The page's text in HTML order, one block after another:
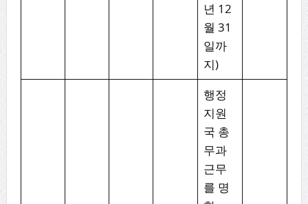
년 12
월 31
일까
지)
행정
지원
국 총
무과
근무
를 명